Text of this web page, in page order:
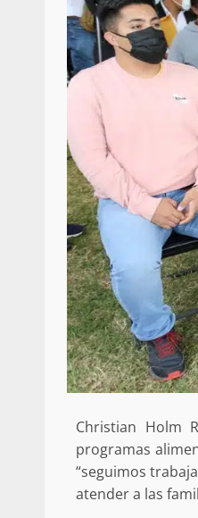
Christian Holm
programas
“seguimos
atender a las